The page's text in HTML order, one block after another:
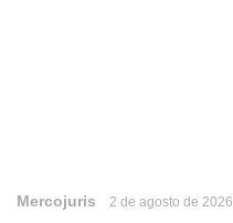
Mercojuris 2 de agosto de 2026